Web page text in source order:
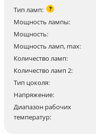
Тип ламп: ?
Мощность лампы:
Мощность:
Мощность ламп, max:
Количество ламп:
Количество ламп 2:
Тип цоколя:
Напряжение:
Диапазон рабочих
температур: